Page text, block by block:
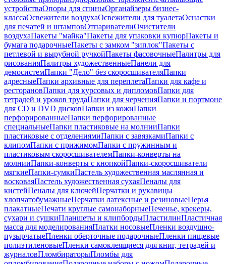
устройстваОпоры для спиныОрганайзеры бизнес-
классаОсвежители воздухаОсвежители для туалетаОснастки
для печатей и штамповОтпаривателиОчистители
воздухаПакеты "майка"Пакеты для упаковки купюрПакеты и
бумага подарочныеПакеты с замком "зиплок"Пакеты с
петлевой и вырубной ручкойПакеты фасовочныеПалитры для
рисованияПалитры художественныеПанели для
демосистемПапки "Дело" без скоросшивателяПапки
адресныеПапки архивные для переплетаПапки для кафе и
ресторановПапки для курсовых и дипломовПапки для
тетрадей и уроков трудаПапки для черченияПапки и портмоне
для CD и DVD дисковПапки из кожиПапки
перфорированныеПапки перфорированные
специальныеПапки пластиковые на молнииПапки
пластиковые с отделениямиПапки с завязкамиПапки с
клипомПапки с прижимомПапки с пружинным и
пластиковым скоросшивателемПапки-конверты на
молнииПапки-конверты с кнопкойПапки-скоросшиватели
мягкиеПапки-сумкиПастель художественная маслянная и
восковаяПастель художественная сухаяПеналы для
кистейПеналы для ключейПерчатки и рукавицы
хлопчатобумажныеПерчатки латексные и резиновыеПерья
плакатныеПечати круглые самонаборныеПеченье, крекеры,
сухари и сушкиПланшеты и клипбордыПластилинПластичная
масса для моделированияПлатки носовыеПленки воздушно-
пузырчатыеПленки оберточные подарочныеПленки пищевые
полиэтиленовыеПленки самоклеящиеся для книг, тетрадей и
журналовПломбираторыПломбы для